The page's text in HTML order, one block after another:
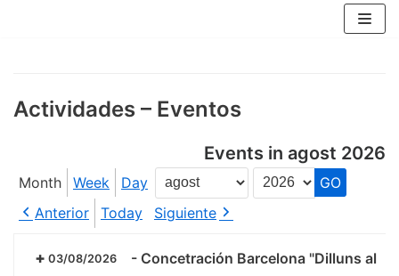
Actividades – Eventos
Events in agost 2026
Month Week Day
Month
Year
Anterior
Today Siguiente
03/08/2026 - Concetración Barcelona "Dilluns al